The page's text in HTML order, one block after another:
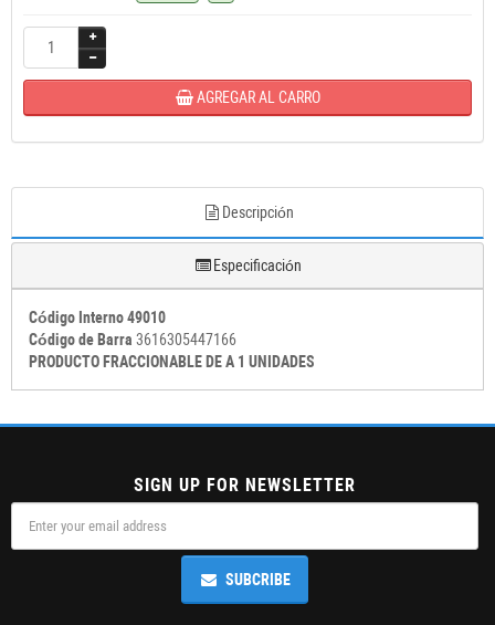
AGREGAR AL CARRO
Descripción
Especificación
Código Interno 49010
Código de Barra 3616305447166
PRODUCTO FRACCIONABLE DE A 1 UNIDADES
SIGN UP FOR NEWSLETTER
SUBCRIBE